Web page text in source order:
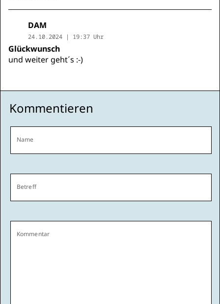
DAM
24.10.2024 | 19:37 Uhr
Glückwunsch
und weiter geht´s :-)
Kommentieren
Name
Betreff
Kommentar